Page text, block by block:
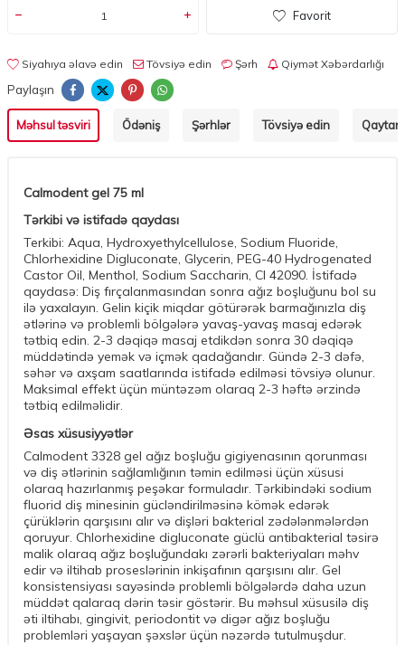
Favorit
Siyahıya əlavə edin Tövsiyə edin Şərh Qiymət Xəbərdarlığı
Paylaşın
Məhsul təsviri Ödəniş Şərhlər Tövsiyə edin
Calmodent gel 75 ml
Tərkibi və istifadə qaydası
Terkibi: Aqua, Hydroxyethylcellulose, Sodium Fluoride,
Chlorhexidine Digluconate, Glycerin, PEG-40 Hydrogenated
Castor Oil, Menthol, Sodium Saccharin, CI 42090. İstifadə
qaydasə: Diş fırçalanmasından sonra ağız boşluğunu bol su
ilə yaxalayın. Gelin kiçik miqdar götürərək barmağınızla diş
ətlərinə və problemli bölgələrə yavaş-yavaş masaj edərək
tətbiq edin. 2-3 dəqiqə masaj etdikdən sonra 30 dəqiqə
müddətində yemək və içmək qadağandır. Gündə 2-3 dəfə,
səhər və axşam saatlarında istifadə edilməsi tövsiyə olunur.
Maksimal effekt üçün müntəzəm olaraq 2-3 həftə ərzində
tətbiq edilməlidir.
Əsas xüsusiyyətlər
Calmodent 3328 gel ağız boşluğu gigiyenasının qorunması
və diş ətlərinin sağlamlığının təmin edilməsi üçün xüsusi
olaraq hazırlanmış peşəkar formuladır. Tərkibindəki sodium
fluorid diş minesinin gücləndirilməsinə kömək edərək
çürüklərin qarşısını alır və dişləri bakterial zədələnmələrdən
qoruyur. Chlorhexidine digluconate güclü antibakterial təsirə
malik olaraq ağız boşluğundakı zərərli bakteriyaları məhv
edir və iltihab proseslərinin inkişafının qarşısını alır. Gel
konsistensiyası sayəsində problemli bölgələrdə daha uzun
müddət qalaraq dərin təsir göstərir. Bu məhsul xüsusilə diş
əti iltihabı, gingivit, periodontit və digər ağız boşluğu
problemləri yaşayan şəxslər üçün nəzərdə tutulmuşdur.